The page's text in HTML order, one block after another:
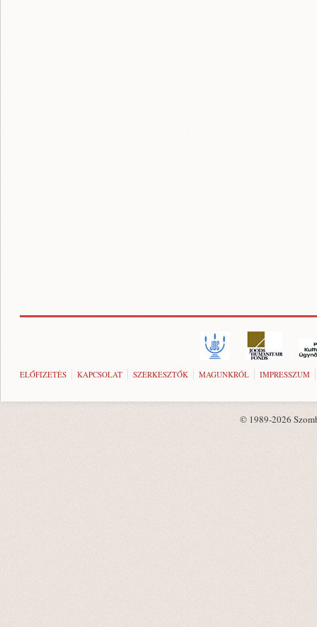
ELŐFIZETÉS KAPCSOLAT SZERKESZTŐK MAGUNKRÓL IMPRESSZUM
© 1989-2026